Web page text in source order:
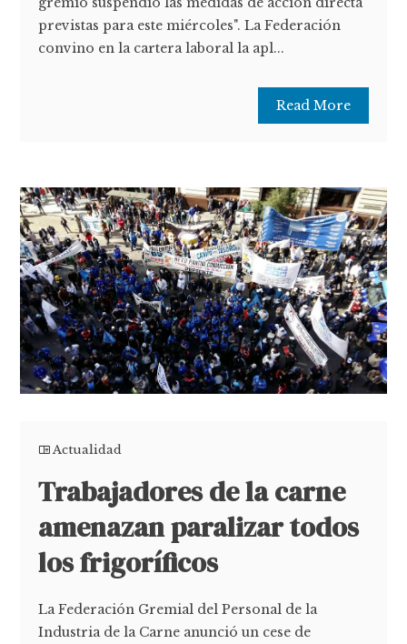
previstas para este miércoles". La Federación
convino en la cartera laboral la apl...
Read More
Actualidad
Trabajadores de la carne
amenazan paralizar todos
los frigoríficos
La Federación Gremial del Personal de la
Industria de la Carne anunció un cese de